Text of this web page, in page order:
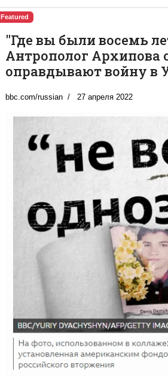
Featured
"Где вы были восемь
Антрополог Архипова
оправдывают войну в
bbc.com/russian 27 апреля 2022